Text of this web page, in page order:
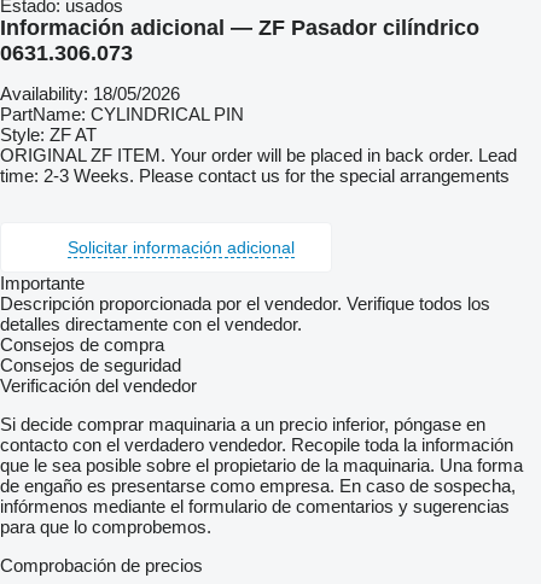
Estado: usados
Información adicional — ZF Pasador cilíndrico
0631.306.073
Availability: 18/05/2026
PartName: CYLINDRICAL PIN
Style: ZF AT
ORIGINAL ZF ITEM. Your order will be placed in back order. Lead
time: 2-3 Weeks. Please contact us for the special arrangements
Solicitar información adicional
Importante
Descripción proporcionada por el vendedor. Verifique todos los
detalles directamente con el vendedor.
Consejos de compra
Consejos de seguridad
Verificación del vendedor
Si decide comprar maquinaria a un precio inferior, póngase en
contacto con el verdadero vendedor. Recopile toda la información
que le sea posible sobre el propietario de la maquinaria. Una forma
de engaño es presentarse como empresa. En caso de sospecha,
infórmenos mediante el formulario de comentarios y sugerencias
para que lo comprobemos.
Comprobación de precios